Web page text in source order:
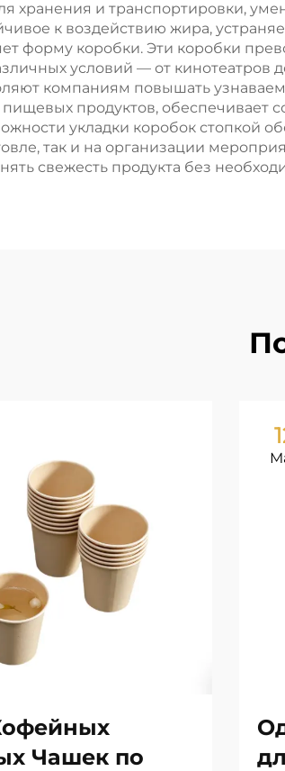
хранения и транспортировки,
к воздействию жира,
форму коробки. Эти коробки
условий — от кинотеатров
компаниям повышать
продуктов, обеспечивает
укладки коробок стопкой
так и на организации
свежесть продукта без
Чашек по